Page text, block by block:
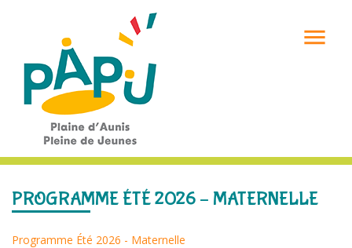

PROGRAMME ÉTÉ 2026 – MATERNELLE
Programme Été 2026 - Maternelle